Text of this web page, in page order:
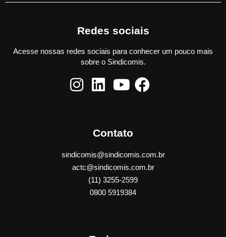
Redes sociais
Acesse nossas redes sociais para conhecer um pouco mais
sobre o Sindicomis.
Contato
sindicomis@sindicomis.com.br
actc@sindicomis.com.br
(11) 3255-2599
0800 5919384